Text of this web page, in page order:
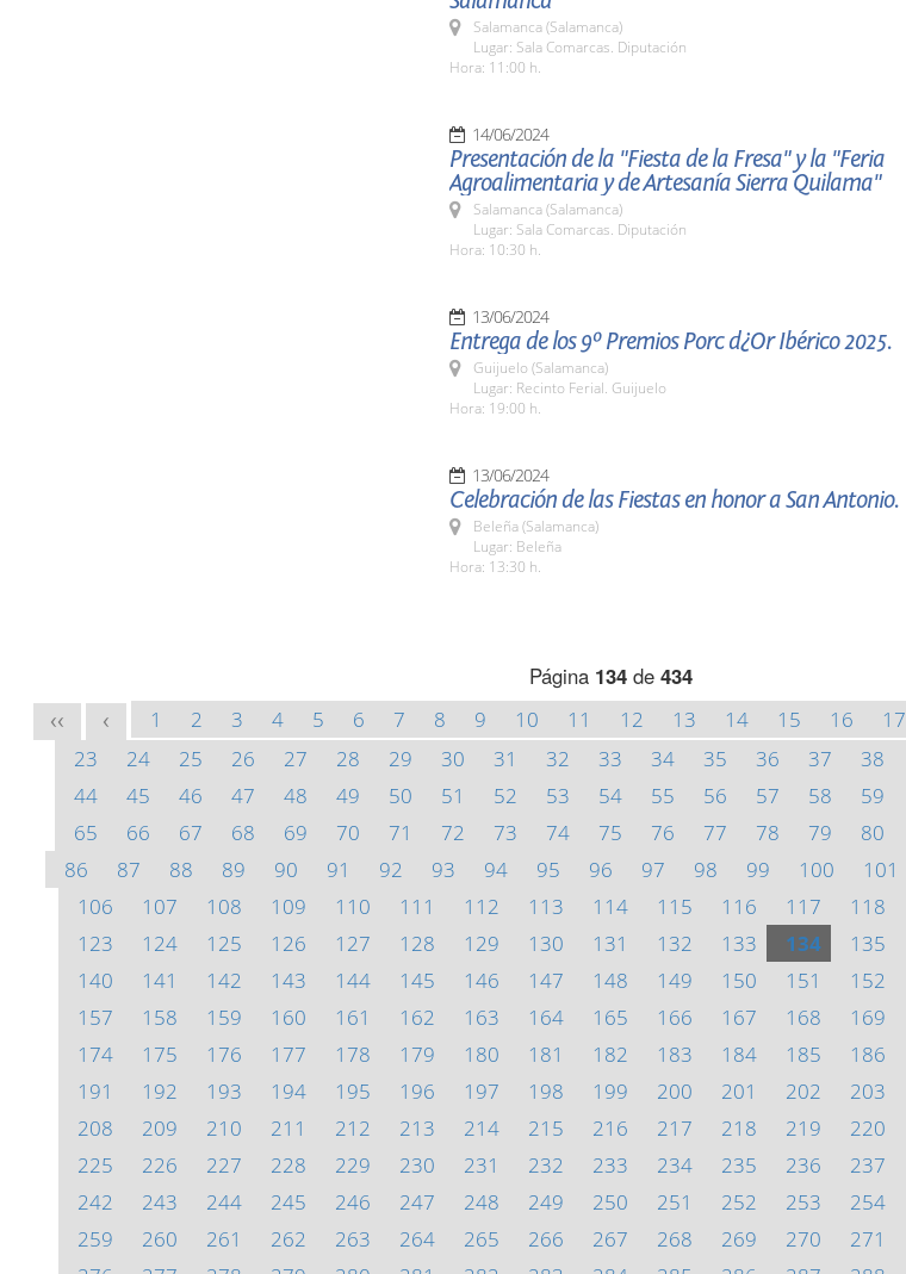
Salamanca (Salamanca)
Lugar: Sala Comarcas. Diputación
Hora: 11:00 h.
14/06/2024
Presentación de la "Fiesta de la Fresa" y la "Feria
Agroalimentaria y de Artesanía Sierra Quilama"
Salamanca (Salamanca)
Lugar: Sala Comarcas. Diputación
Hora: 10:30 h.
13/06/2024
Entrega de los 9º Premios Porc d¿Or Ibérico 2025.
Guijuelo (Salamanca)
Lugar: Recinto Ferial. Guijuelo
Hora: 19:00 h.
13/06/2024
Celebración de las Fiestas en honor a San Antonio.
Beleña (Salamanca)
Lugar: Beleña
Hora: 13:30 h.
Página 134de 434
<< < 1 2 3 4 5 6 7 8 9 10 11 12 13 14 15 16 17
23
24 25 26 27 28 29 30 31 32 33 34 35 36 37 38
44
45 46 47 48 49 50 51 52 53 54 55 56 57 58 59
65
66 67 68 69 70 71 72 73 74 75 76 77 78 79 80
86
87 88 89 90 91 92 93 94 95 96 97 98 99 100 101
106
107 108 109 110 111 112 113 114 115 116 117 118
123
124 125 126 127 128 129 130 131 132 133 134 135
140
141 142 143 144 145 146 147 148 149 150 151 152
157
158 159 160 161 162 163 164 165 166 167 168 169
174
175 176 177 178 179 180 181 182 183 184 185 186
191
192 193 194 195 196 197 198 199 200 201 202 203
208
209 210 211 212 213 214 215 216 217 218 219 220
225
226 227 228 229 230 231 232 233 234 235 236 237
242
243 244 245 246 247 248 249 250 251 252 253 254
259
260 261 262 263 264 265 266 267 268 269 270 271